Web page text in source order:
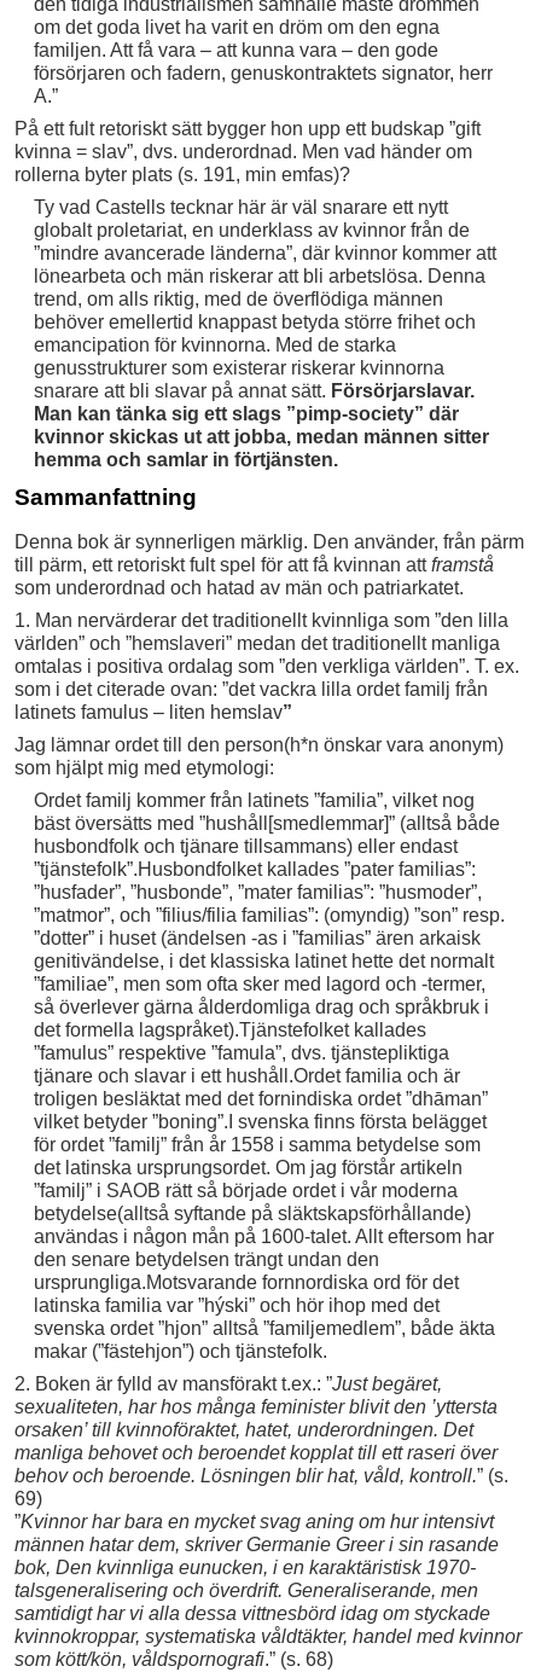
den tidiga industrialismen samhälle måste drömmen
om det goda livet ha varit en dröm om den egna
familjen. Att få vara – att kunna vara – den gode
försörjaren och fadern, genuskontraktets signator, herr
A.”
På ett fult retoriskt sätt bygger hon upp ett budskap ”gift
kvinna = slav”, dvs. underordnad. Men vad händer om
rollerna byter plats (s. 191, min emfas)?
Ty vad Castells tecknar här är väl snarare ett nytt
globalt proletariat, en underklass av kvinnor från de
”mindre avancerade länderna”, där kvinnor kommer att
lönearbeta och män riskerar att bli arbetslösa. Denna
trend, om alls riktig, med de överflödiga männen
behöver emellertid knappast betyda större frihet och
emancipation för kvinnorna. Med de starka
genusstrukturer som existerar riskerar kvinnorna
snarare att bli slavar på annat sätt. Försörjarslavar.
Man kan tänka sig ett slags ”pimp-society” där
kvinnor skickas ut att jobba, medan männen sitter
hemma och samlar in förtjänsten.
Sammanfattning
Denna bok är synnerligen märklig. Den använder, från pärm
till pärm, ett retoriskt fult spel för att få kvinnan attframstå
som underordnad och hatad av män och patriarkatet.
1. Man nervärderar det traditionellt kvinnliga som ”den lilla
världen” och ”hemslaveri” medan det traditionellt manliga
omtalas i positiva ordalag som ”den verkliga världen”. T. ex.
som i det citerade ovan: ”det vackra lilla ordet familj från
latinets famulus – liten hemslav”
Jag lämnar ordet till den person(h*n önskar vara anonym)
som hjälpt mig med etymologi:
Ordet familj kommer från latinets ”familia”, vilket nog
bäst översätts med ”hushåll[smedlemmar]” (alltså både
husbondfolk och tjänare tillsammans) eller endast
”tjänstefolk”.Husbondfolket kallades ”pater familias”:
”husfader”, ”husbonde”, ”mater familias”: ”husmoder”,
”matmor”, och ”filius/filia familias”: (omyndig) ”son” resp.
”dotter” i huset (ändelsen -as i ”familias” ären arkaisk
genitivändelse, i det klassiska latinet hette det normalt
”familiae”, men som ofta sker med lagord och -termer,
så överlever gärna ålderdomliga drag och språkbruk i
det formella lagspråket).Tjänstefolket kallades
”famulus” respektive ”famula”, dvs. tjänstepliktiga
tjänare och slavar i ett hushåll.Ordet familia och är
troligen besläktat med det fornindiska ordet ”dhāman”
vilket betyder ”boning”.I svenska finns första belägget
för ordet ”familj” från år 1558 i samma betydelse som
det latinska ursprungsordet. Om jag förstår artikeln
”familj” i SAOB rätt så började ordet i vår moderna
betydelse(alltså syftande på släktskapsförhållande)
användas i någon mån på 1600-talet. Allt eftersom har
den senare betydelsen trängt undan den
ursprungliga.Motsvarande fornnordiska ord för det
latinska familia var ”hýski” och hör ihop med det
svenska ordet ”hjon” alltså ”familjemedlem”, både äkta
makar (”fästehjon”) och tjänstefolk.
2. Boken är fylld av mansförakt t.ex.: ”Just begäret,
sexualiteten, har hos många feminister blivit den ’yttersta
orsaken’ till kvinnoföraktet, hatet, underordningen. Det
manliga behovet och beroendet kopplat till ett raseri över
behov och beroende. Lösningen blir hat, våld, kontroll.” (s.
69)
”Kvinnor har bara en mycket svag aning om hur intensivt
männen hatar dem, skriver Germanie Greer i sin rasande
bok, Den kvinnliga eunucken, i en karaktäristisk 1970-
talsgeneralisering och överdrift. Generaliserande, men
samtidigt har vi alla dessa vittnesbörd idag om styckade
kvinnokroppar, systematiska våldtäkter, handel med kvinnor
som kött/kön, våldspornografi.” (s. 68)